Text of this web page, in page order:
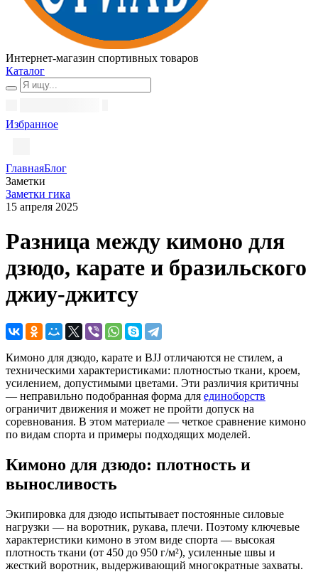
Интернет-магазин спортивных товаров
Каталог
Избранное
ГлавнаяБлог
Заметки
Заметки гика
15 апреля 2025
Разница между кимоно для
дзюдо, карате и бразильского
джиу-джитсу
Кимоно для дзюдо, карате и BJJ отличаются не стилем, а
техническими характеристиками: плотностью ткани, кроем,
усилением, допустимыми цветами. Эти различия критичны
— неправильно подобранная форма для единоборств
ограничит движения и может не пройти допуск на
соревнования. В этом материале — четкое сравнение кимоно
по видам спорта и примеры подходящих моделей.
Кимоно для дзюдо: плотность и
выносливость
Экипировка для дзюдо испытывает постоянные силовые
нагрузки — на воротник, рукава, плечи. Поэтому ключевые
характеристики кимоно в этом виде спорта — высокая
плотность ткани (от 450 до 950 г/м²), усиленные швы и
жесткий воротник, выдерживающий многократные захваты.